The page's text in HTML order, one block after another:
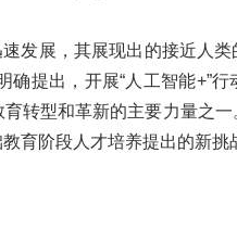
发展，其展现出的接近人
提出，开展“人工智能+”
转型和革新的主要力量之
育阶段人才培养提出的新挑